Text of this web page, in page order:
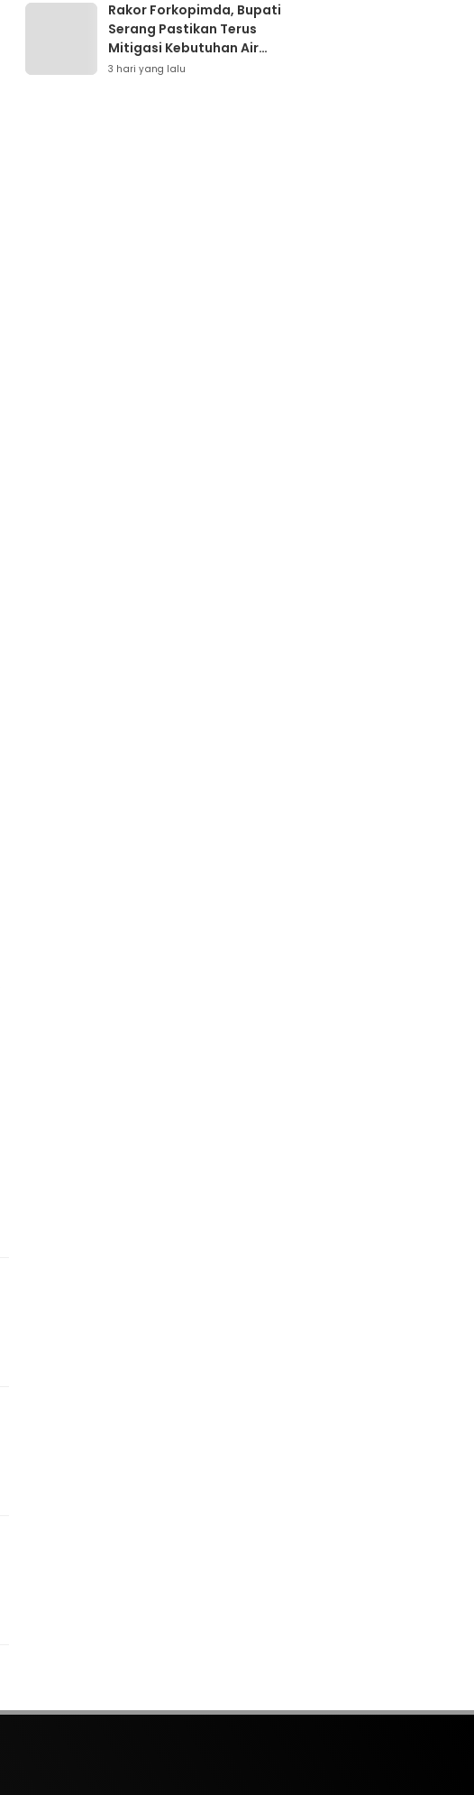
Rakor Forkopimda, Bupati
Serang Pastikan Terus
Mitigasi Kebutuhan Air
Bersih Warga Dampak
3 hari yang lalu